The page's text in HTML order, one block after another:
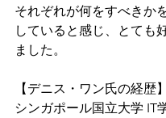
それぞれが何をすべきか
していると感じ、とても
ました。
【デニス・ワン氏の経歴】
シンガポール国立大学 IT